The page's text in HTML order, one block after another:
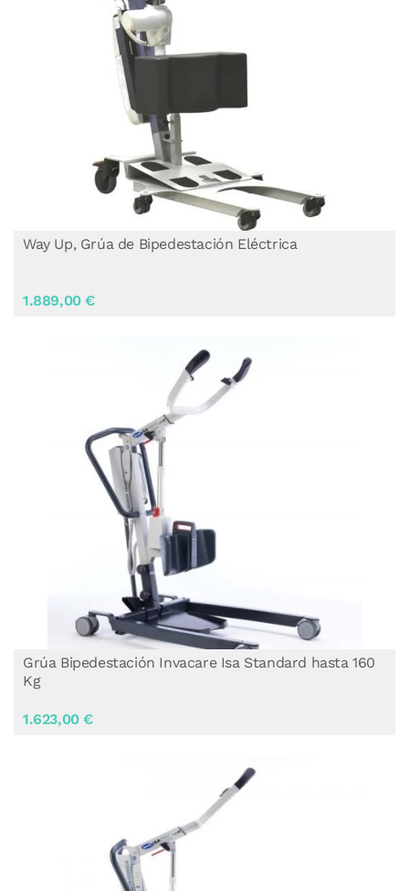
Grúa Bipedestación Invacare Isa Standard hasta 160
Kg
1.623,00 €
Way Up, Grúa de Bipedestación Eléctrica
1.889,00 €